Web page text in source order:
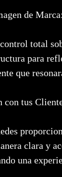
de Marca:
total
para
que
con tus
clara y
una